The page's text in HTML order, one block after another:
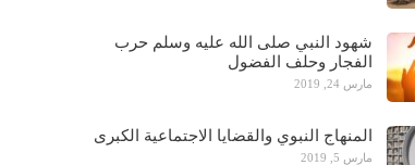
شهود النبي صلى الله عليه وسلم حرب
الفجار وحلف الفضول
مارس 24, 2019
المنهاج النبوي والقضايا الاجتماعية الكبرى
مارس 5, 2019